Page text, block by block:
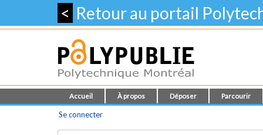
< Retour au portail
Accueil À propos Déposer Parcourir
Se connecter